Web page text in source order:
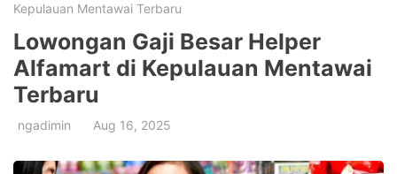
Kepulauan Mentawai Terbaru
Lowongan Gaji Besar Helper
Alfamart di Kepulauan Mentawai
Terbaru
ngadimin Aug 16, 2025